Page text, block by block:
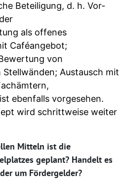
Beteiligung, d. h. Vor-
als offenes
Caféangebot;
von
Stellwänden; Austausch mit
ebenfalls vorgesehen.
wird schrittweise weiter
Mitteln ist die
geplant? Handelt es
um Fördergelder?